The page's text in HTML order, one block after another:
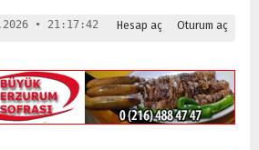
Hesap aç Oturum aç
• 21:17:43